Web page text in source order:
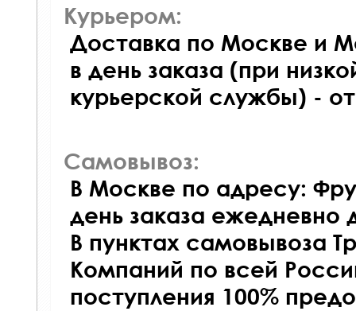
Курьером:
Доставка по Москве и
в день заказа (при
курьерской службы) -
Самовывоз:
В Москве по адресу:
день заказа ежедневно
В пунктах самовывоза
Компаний по всей
поступления 100%